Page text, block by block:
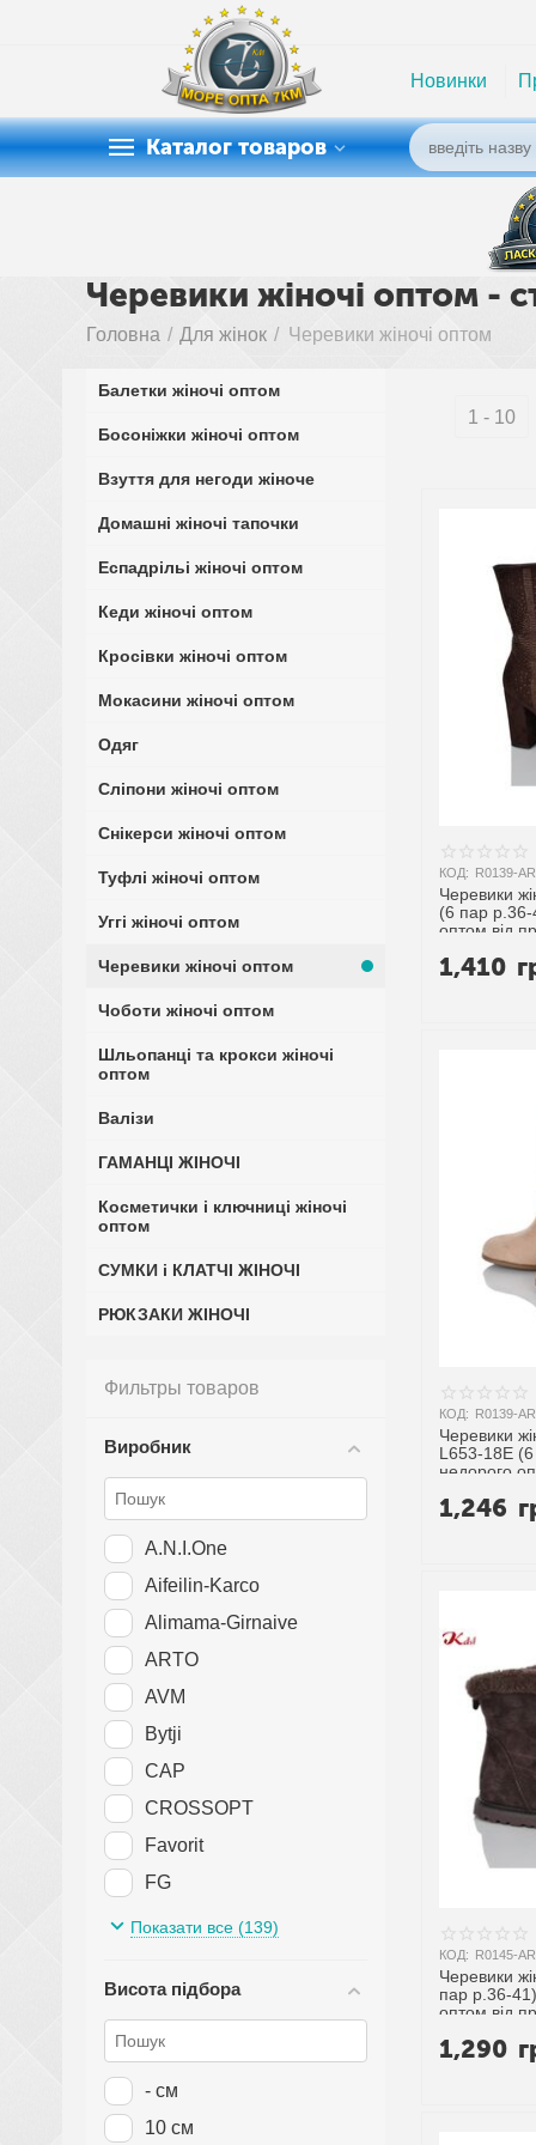
Новинки
Каталог товаров
Черевики жіночі оптом -
Головна / Для жінок / Черевики жіночі оптом
1 - 10
КОД: R0139-
Черевики
(6 пар р.36-
оптом від
1,410
КОД: R0139-
Черевики
L653-18E
недорого
1,246
КОД: R0145-
Черевики
пар р.36-
оптом від
1,290
Балетки жіночі оптом
Босоніжки жіночі оптом
Взуття для негоди жіноче
Домашні жіночі тапочки
Еспадрільі жіночі оптом
Кеди жіночі оптом
Кросівки жіночі оптом
Мокасини жіночі оптом
Одяг
Сліпони жіночі оптом
Снікерси жіночі оптом
Туфлі жіночі оптом
Уггі жіночі оптом
Черевики жіночі оптом
Чоботи жіночі оптом
Шльопанці та крокси жіночі
оптом
Валізи
ГАМАНЦІ ЖІНОЧІ
Косметички і ключниці жіночі
оптом
СУМКИ і КЛАТЧІ ЖІНОЧІ
РЮКЗАКИ ЖІНОЧІ
Фильтры товаров
Виробник
A.N.I.One
Aifeilin-Karco
Alimama-Girnaive
ARTO
AVM
Bytji
CAP
CROSSOPT
Favorit
FG
HENGJI-ELENA
IT style
Показати все (139)
Висота підбора
- см
10 см